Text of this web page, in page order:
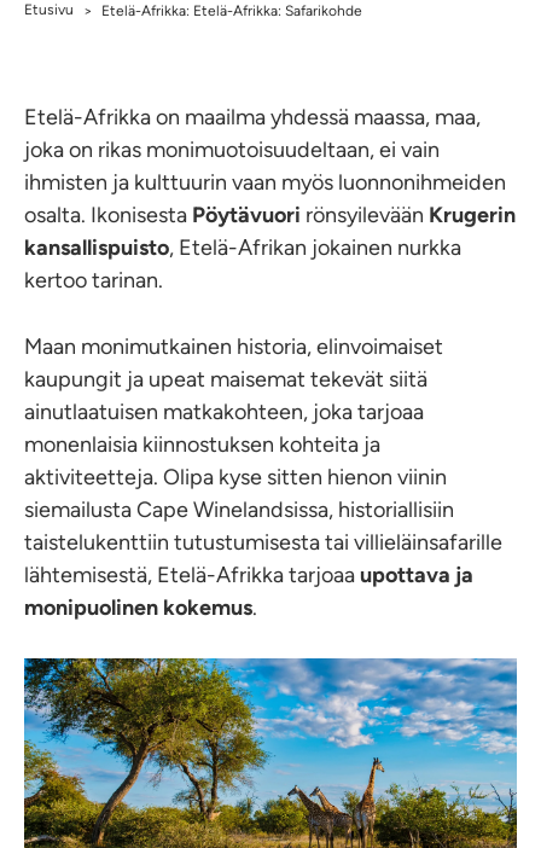
Etusivu > Etelä-Afrikka: Etelä-Afrikka: Safarikohde
Etelä-Afrikka on maailma yhdessä maassa, maa,
joka on rikas monimuotoisuudeltaan, ei vain
ihmisten ja kulttuurin vaan myös luonnonihmeiden
osalta. Ikonisesta Pöytävuori rönsyilevään Krugerin
kansallispuisto, Etelä-Afrikan jokainen nurkka
kertoo tarinan.
Maan monimutkainen historia, elinvoimaiset
kaupungit ja upeat maisemat tekevät siitä
ainutlaatuisen matkakohteen, joka tarjoaa
monenlaisia kiinnostuksen kohteita ja
aktiviteetteja. Olipa kyse sitten hienon viinin
siemailusta Cape Winelandsissa, historiallisiin
taistelukenttiin tutustumisesta tai villieläinsafarille
lähtemisestä, Etelä-Afrikka tarjoaaupottava ja
monipuolinen kokemus.